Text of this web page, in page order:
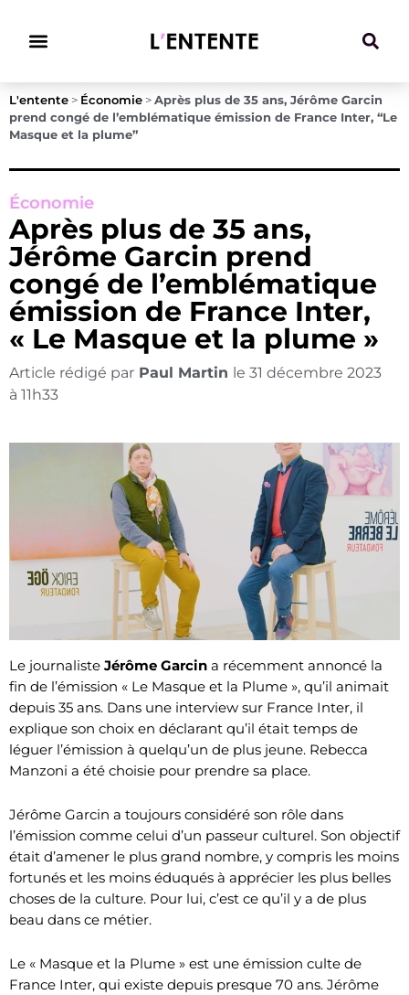
L'entente > Économie > Après plus de 35 ans, Jérôme Garcin
prend congé de l’emblématique émission de France Inter, “Le
Masque et la plume”
Économie
Après plus de 35 ans,
Jérôme Garcin prend
congé de l’emblématique
émission de France Inter,
« Le Masque et la plume »
Article rédigé par Paul Martin le 31 décembre 2023
à 11h33
Le journaliste Jérôme Garcin a récemment annoncé la
fin de l’émission « Le Masque et la Plume », qu’il animait
depuis 35 ans. Dans une interview sur France Inter, il
explique son choix en déclarant qu’il était temps de
léguer l’émission à quelqu’un de plus jeune. Rebecca
Manzoni a été choisie pour prendre sa place.
Jérôme Garcin a toujours considéré son rôle dans
l’émission comme celui d’un passeur culturel. Son objectif
était d’amener le plus grand nombre, y compris les moins
fortunés et les moins éduqués à apprécier les plus belles
choses de la culture. Pour lui, c’est ce qu’il y a de plus
beau dans ce métier.
Le « Masque et la Plume » est une émission culte de
France Inter, qui existe depuis presque 70 ans. Jérôme